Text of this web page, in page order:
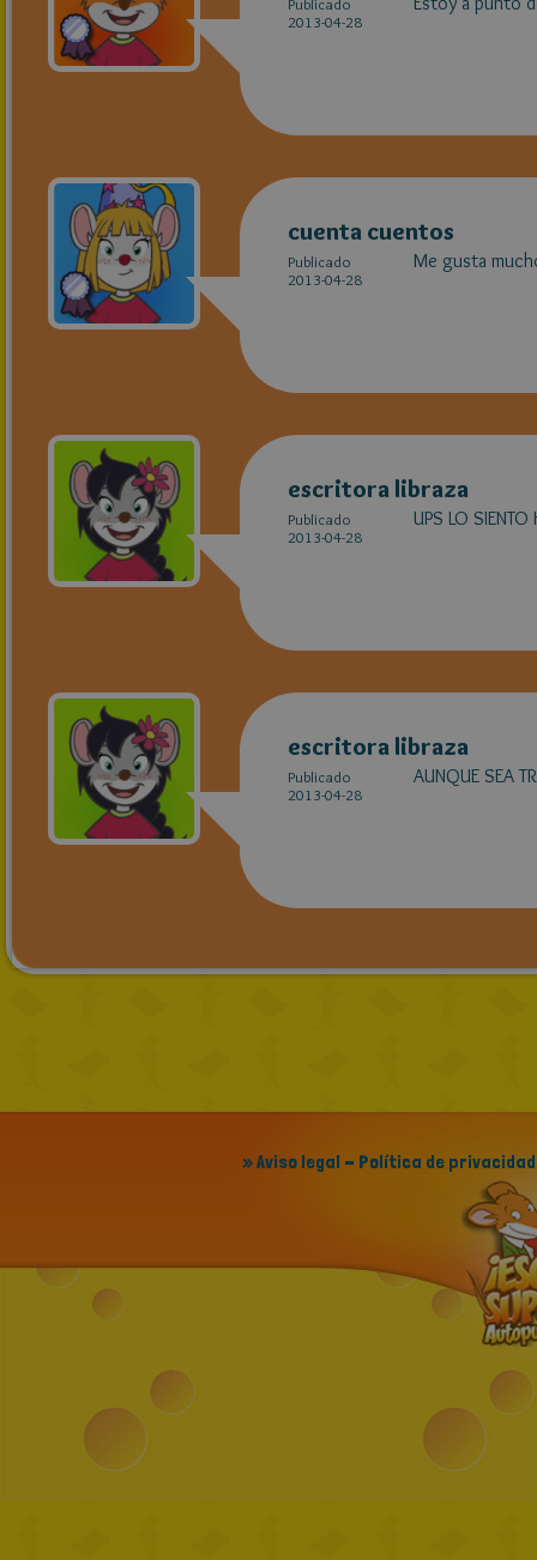
2013-04-28
cuenta cuentos
Publicado
2013-04-28
Me gusta
escritora libraza
Publicado
2013-04-28
UPS LO SIENTO
escritora libraza
Publicado
2013-04-28
AUNQUE SEA
» Aviso legal - Política de privacidad